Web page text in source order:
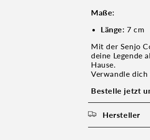
Maße:
Länge: 7 cm
Mit der Senjo
deine Legende
Hause.
Verwandle dich
Bestelle jetzt
Hersteller